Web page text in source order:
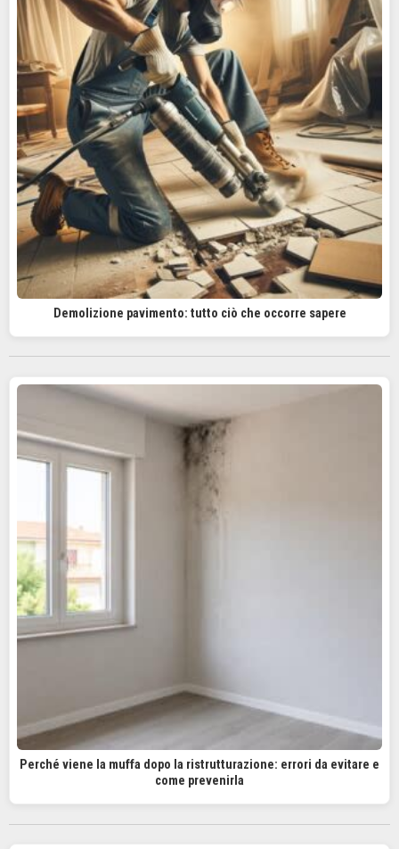
Demolizione pavimento: tutto ciò che occorre sapere
Perché viene la muffa dopo la ristrutturazione: errori da evitare e
come prevenirla